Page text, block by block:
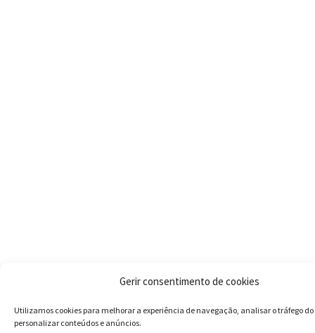
Gerir consentimento de cookies
Utilizamos cookies para melhorar a experiência de navegação, analisar o tráfego do
personalizar conteúdos e anúncios.